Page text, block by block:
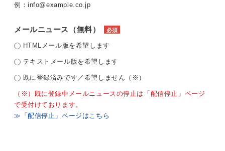
例：info@example.co.jp
メールニュース（無料） 必須
HTMLメール版を希望します
テキストメール版を希望します
既に登録済みです／希望しません（※）
（※）既に登録中メールニュースの停止は「配信停止」ページ
で受付けております。
≫「配信停止」ページはこちら